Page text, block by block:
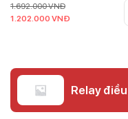
1.692.000VNĐ
1.202.000 VNĐ
Relay